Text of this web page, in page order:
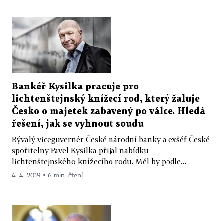
Bankéř Kysilka pracuje pro
lichtenštejnský knížecí rod, který žaluje
Česko o majetek zabavený po válce. Hledá
řešení, jak se vyhnout soudu
Bývalý viceguvernér České národní banky a exšéf České
spořitelny Pavel Kysilka přijal nabídku
lichtenštejnského knížecího rodu. Měl by podle...
4. 4. 2019 ▪ 6 min. čtení